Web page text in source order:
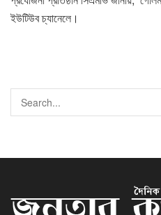
ইউটিউব চ্যানেলে।